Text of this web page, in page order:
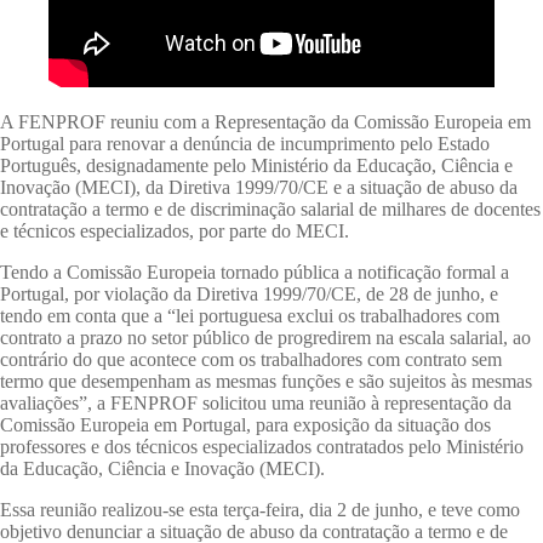
A FENPROF reuniu com a Representação da Comissão Europeia em
Portugal para renovar a denúncia de incumprimento pelo Estado
Português, designadamente pelo Ministério da Educação, Ciência e
Inovação (MECI), da Diretiva 1999/70/CE e a situação de abuso da
contratação a termo e de discriminação salarial de milhares de docentes
e técnicos especializados, por parte do MECI.
Tendo a Comissão Europeia tornado pública a notificação formal a
Portugal, por violação da Diretiva 1999/70/CE, de 28 de junho, e
tendo em conta que a “lei portuguesa exclui os trabalhadores com
contrato a prazo no setor público de progredirem na escala salarial, ao
contrário do que acontece com os trabalhadores com contrato sem
termo que desempenham as mesmas funções e são sujeitos às mesmas
avaliações”, a FENPROF solicitou uma reunião à representação da
Comissão Europeia em Portugal, para exposição da situação dos
professores e dos técnicos especializados contratados pelo Ministério
da Educação, Ciência e Inovação (MECI).
Essa reunião realizou-se esta terça-feira, dia 2 de junho, e teve como
objetivo denunciar a situação de abuso da contratação a termo e de